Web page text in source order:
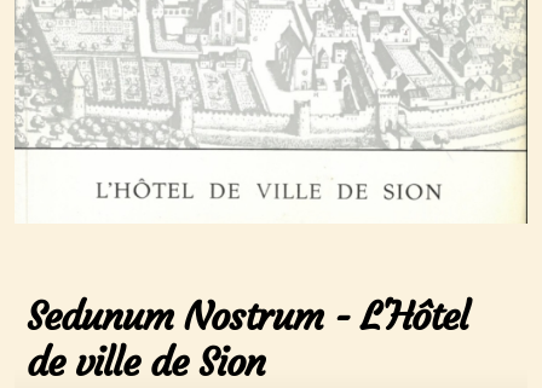
Sedunum Nostrum - L'Hôtel
de ville de Sion